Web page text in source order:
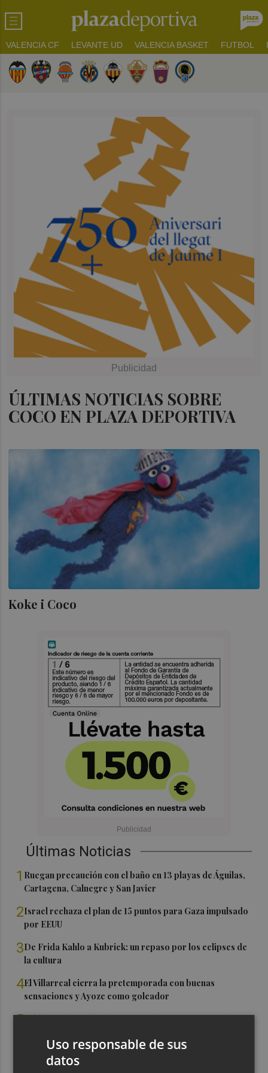
VALENCIA CF LEVANTE UD VALENCIA BASKET FUTBOL
ÚLTIMAS NOTICIAS SOBRE
COCO EN PLAZA DEPORTIVA
Koke i Coco
Últimas Noticias
1 Ruegan precaución con el baño en 13 playas de Águilas,
Cartagena, Calnegre y San Javier
2Israel rechaza el plan de 15 puntos para Gaza impulsado
por EEUU
3De Frida Kahlo a Kubrick: un repaso por los eclipses de
la cultura
4El Villarreal cierra la pretemporada con buenas
sensaciones y Ayoze como goleador
5
presente"Uso responsable de sus
datos